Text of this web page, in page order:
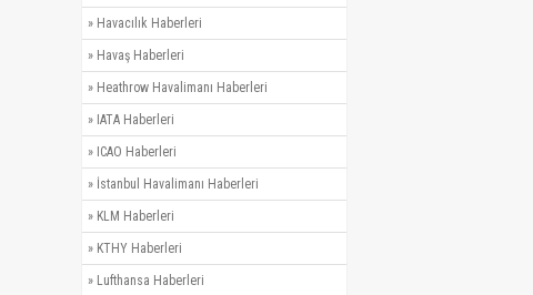
» Havacılık Haberleri
» Havaş Haberleri
» Heathrow Havalimanı Haberleri
» IATA Haberleri
» ICAO Haberleri
» İstanbul Havalimanı Haberleri
» KLM Haberleri
» KTHY Haberleri
» Lufthansa Haberleri